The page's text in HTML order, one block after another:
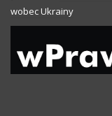
wobec Ukrainy